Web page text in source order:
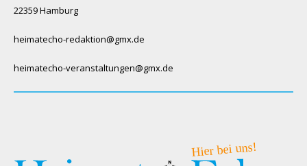
22359 Hamburg
heimatecho-redaktion@gmx.de
heimatecho-veranstaltungen@gmx.de